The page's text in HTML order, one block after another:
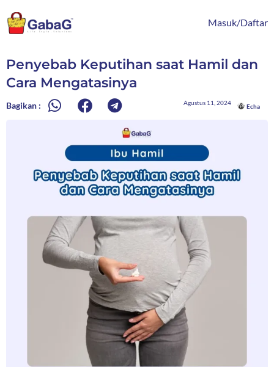
ke
konten
Masuk/Daftar
Penyebab Keputihan saat Hamil dan
Cara Mengatasinya
Bagikan : Agustus 11, 2024
Echa